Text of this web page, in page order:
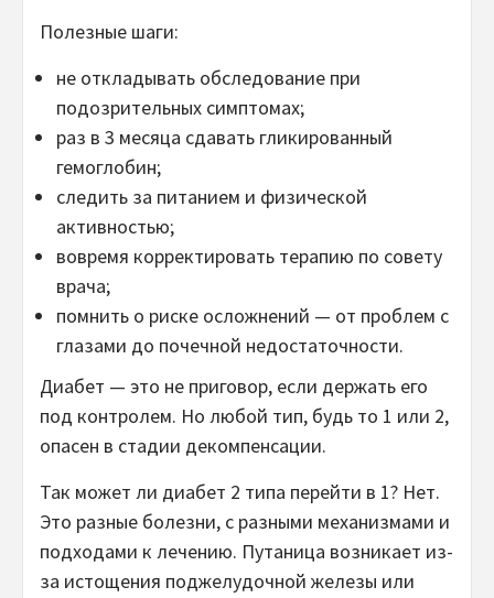
Полезные шаги:
не откладывать обследование при
подозрительных симптомах;
раз в 3 месяца сдавать гликированный
гемоглобин;
следить за питанием и физической
активностью;
вовремя корректировать терапию по совету
врача;
помнить о риске осложнений — от проблем с
глазами до почечной недостаточности.
Диабет — это не приговор, если держать его
под контролем. Но любой тип, будь то 1 или 2,
опасен в стадии декомпенсации.
Так может ли диабет 2 типа перейти в 1? Нет.
Это разные болезни, с разными механизмами и
подходами к лечению. Путаница возникает из-
за истощения поджелудочной железы или